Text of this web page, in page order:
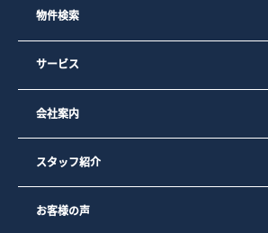
物件検索
サービス
会社案内
スタッフ紹介
お客様の声